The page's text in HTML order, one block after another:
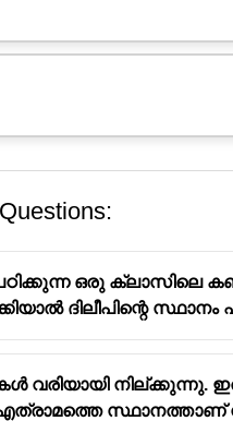
ഒരു ക്ലാസിലെ
ദിലീപിന്റെ
വരിയായി നില്ക്കുന്നു.
സ്ഥാനത്താണ്